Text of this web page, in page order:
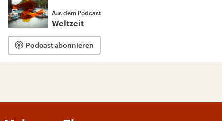
Aus dem Podcast
Weltzeit
Podcast abonnieren